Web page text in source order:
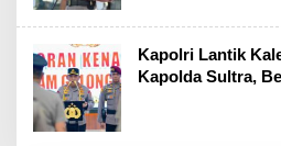
Kapolri Lantik
Kapolda Sultra,